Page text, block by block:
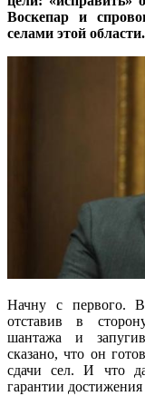
Воскепар и
селами этой области.
Начну с первого.
отставив в
шантажа и
сказано, что он
сдачи сел. И что
гарантии